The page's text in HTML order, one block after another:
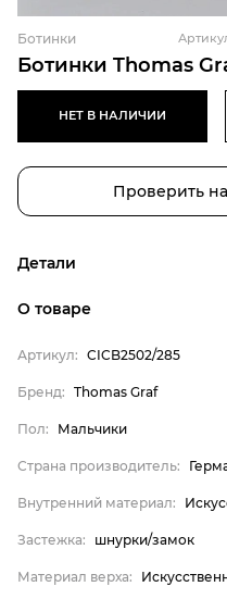
Ботинки Thomas
Ботинки
НЕТ В НАЛИЧИИ
Проверить
Детали
Бренд
Пол
О товаре
Артикул: CICB2502/285
Бренд: Thomas Graf
Пол: Мальчики
Страна производитель:
Внутренний материал:
Застежка: шнурки/замок
Материал верха: